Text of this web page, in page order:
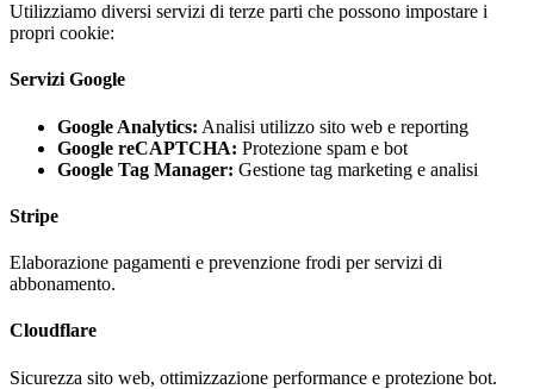
Utilizziamo diversi servizi di terze parti che possono impostare i
propri cookie:
Servizi Google
Google Analytics: Analisi utilizzo sito web e reporting
Google reCAPTCHA: Protezione spam e bot
Google Tag Manager: Gestione tag marketing e analisi
Stripe
Elaborazione pagamenti e prevenzione frodi per servizi di
abbonamento.
Cloudflare
Sicurezza sito web, ottimizzazione performance e protezione bot.